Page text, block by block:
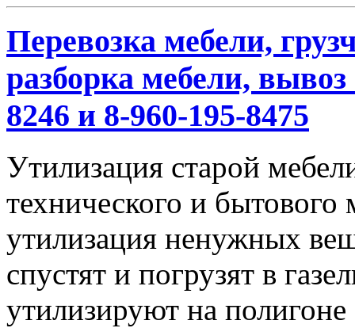
Перевозка мебели,
разборка мебели,
8246 и 8-960-195-8475
Утилизация старой
технического и
утилизация ненужных
спустят и погрузят в
утилизируют на полигоне